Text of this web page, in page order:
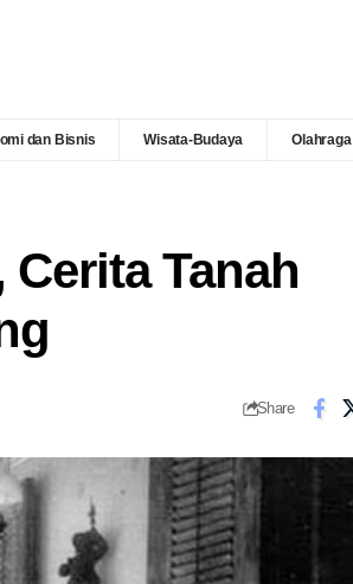
dan Bisnis Wisata-Budaya Olahraga
Tanah
Share